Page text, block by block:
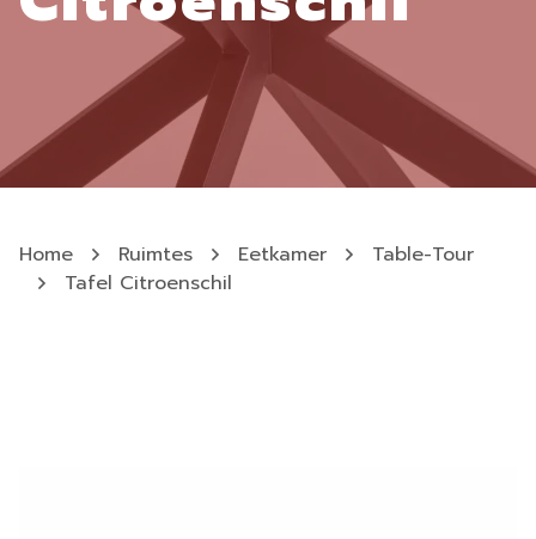
Home Ruimtes Eetkamer
Table-Tour
Tafel Citroenschil